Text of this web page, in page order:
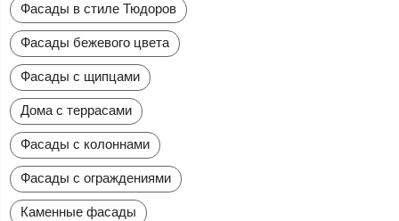
Фасады в стиле Тюдоров
Фасады бежевого цвета
Фасады с щипцами
Дома с террасами
Фасады с колоннами
Фасады с ограждениями
Каменные фасады